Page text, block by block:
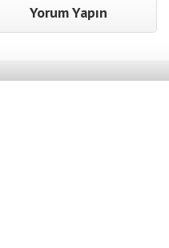
Yorum Yapın